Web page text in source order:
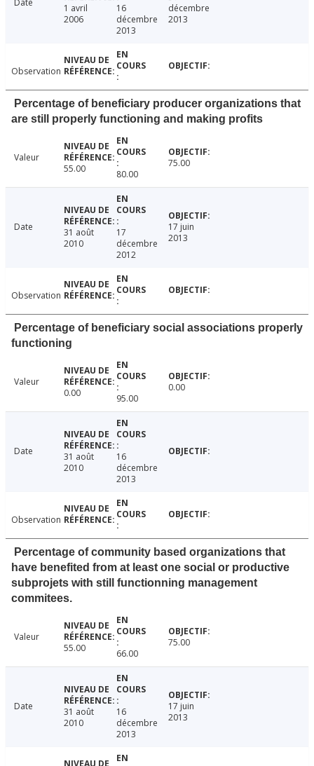
Date
1 avril
2006
16
décembre
2013
décembre
2013
Observation
Percentage of beneficiary producer organizations that
are still properly functioning and making profits
Valeur
55.00
80.00
75.00
Date
31 août
2010
17
décembre
2012
17 juin
2013
Observation
Percentage of beneficiary social associations properly
functioning
Valeur
0.00
95.00
0.00
Date
31 août
2010
16
décembre
2013
Observation
Percentage of community based organizations that
have benefited from at least one social or productive
subprojets with still functionning management
commitees.
Valeur
55.00
66.00
75.00
Date
31 août
2010
16
décembre
2013
17 juin
2013